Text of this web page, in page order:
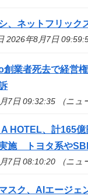
、ネットフリック
2026年8月7日
創業者死去で経営
7日 09:32:35 （ニュ
A HOTEL、計165
施 トヨタ系や
7日 08:10:20 （ニュ
スク、AIエージェ